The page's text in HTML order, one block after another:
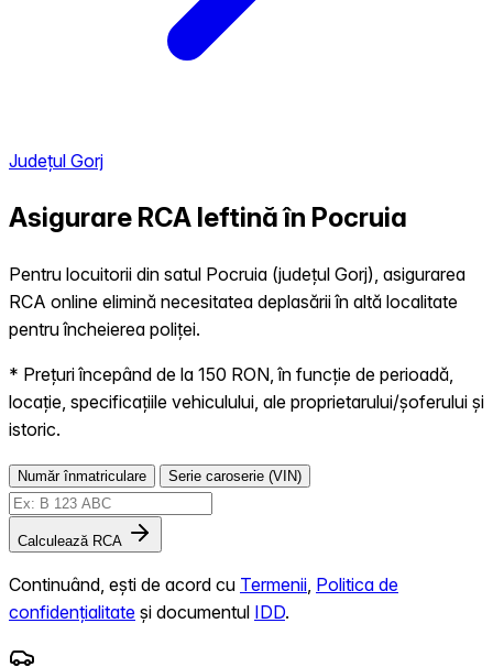
Județul Gorj
Asigurare RCA Ieftină în Pocruia
Pentru locuitorii din satul Pocruia (județul Gorj), asigurarea
RCA online elimină necesitatea deplasării în altă localitate
pentru încheierea poliței.
* Prețuri începând de la 150 RON, în funcție de perioadă,
locație, specificațiile vehiculului, ale proprietarului/șoferului și
istoric.
Număr înmatriculare Serie caroserie (VIN)
Calculează RCA
Continuând, ești de acord cu Termenii Politica de
confidențialitate și documentul IDD.